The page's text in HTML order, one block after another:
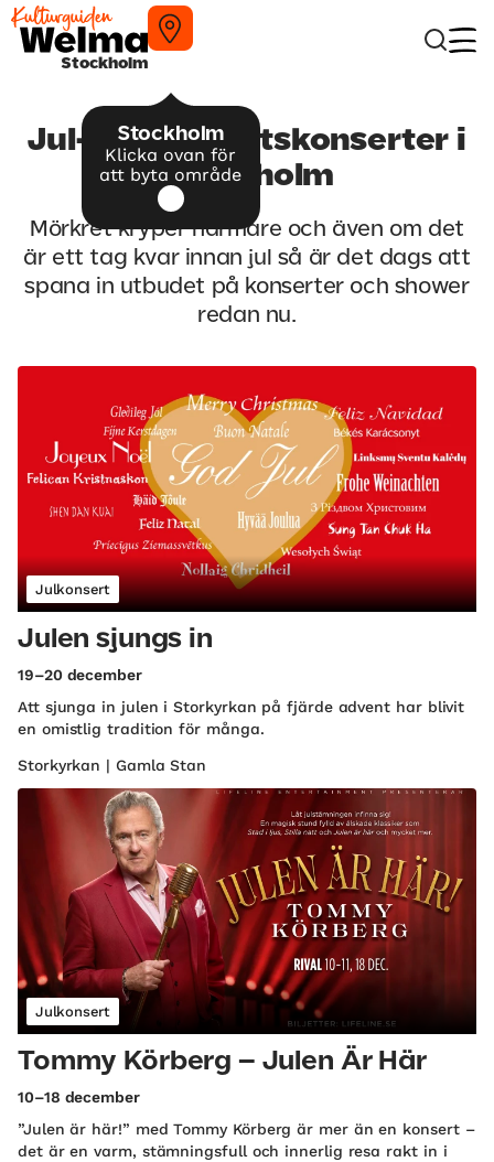
Stockholm
Stockholm
Klicka ovan för
att byta område
Jul-och adventskonserter i
Stockholm
Mörkret kryper närmare och även om det
är ett tag kvar innan jul så är det dags att
spana in utbudet på konserter och shower
redan nu.
Julkonsert
Julen sjungs in
19–20 december
Att sjunga in julen i Storkyrkan på fjärde advent har blivit
en omistlig tradition för många.
Storkyrkan | Gamla Stan
Julkonsert
Tommy Körberg – Julen Är Här
10–18 december
”Julen är här!” med Tommy Körberg är mer än en konsert –
det är en varm, stämningsfull och innerlig resa rakt in i